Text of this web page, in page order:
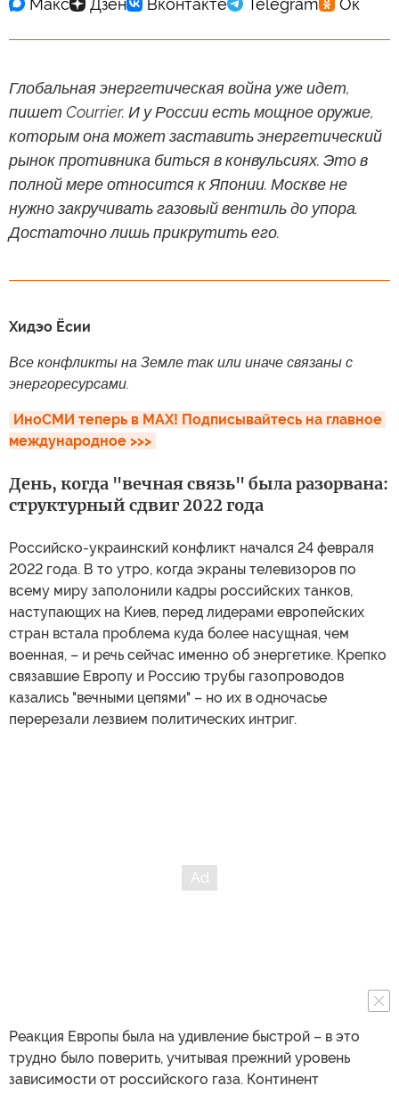
Глобальная энергетическая война уже идет,
пишет Courrier. И у России есть мощное оружие,
которым она может заставить энергетический
рынок противника биться в конвульсиях. Это в
полной мере относится к Японии. Москве не
нужно закручивать газовый вентиль до упора.
Достаточно лишь прикрутить его.
Хидэо Ёсии
Все конфликты на Земле так или иначе связаны с
энергоресурсами.
ИноСМИ теперь в MAX! Подписывайтесь на главное
международное >>>
День, когда "вечная связь" была разорвана:
структурный сдвиг 2022 года
Российско-украинский конфликт начался 24 февраля
2022 года. В то утро, когда экраны телевизоров по
всему миру заполонили кадры российских танков,
наступающих на Киев, перед лидерами европейских
стран встала проблема куда более насущная, чем
военная, – и речь сейчас именно об энергетике. Крепко
связавшие Европу и Россию трубы газопроводов
казались "вечными цепями" – но их в одночасье
перерезали лезвием политических интриг.
Реакция Европы была на удивление быстрой – в это
трудно было поверить, учитывая прежний уровень
зависимости от российского газа. Континент